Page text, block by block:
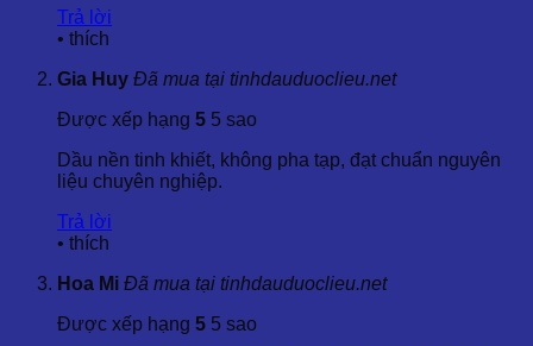
3.3. Hỗ Trợ Điều Trị Mụn và Tẩy Tế Bào Chết
viêm, vì vậy nó rất hiệu quả trong việc điều trị mụn trứng cá
và giảm sẹo do mụn. Ngoài ra, dầu hạt nho còn giúp tẩy tế
bào chết và dưỡng da mềm mại.
3.4. Cải Thiện Sức Khỏe Tóc
Dầu này là một thành phần lý tưởng để dưỡng tóc, giúp
giảm gãy rụng, phục hồi độ bóng và mềm mượt cho tóc. Dầu
trời và các yếu tố môi trường.
3.5. Chống Oxy Hóa và Ngăn Ngừa Lão Hóa
Trả lời
• thích
Gia Huy Đã mua tại tinhdauduoclieu.net
Được xếp hạng 5 5 sao
Dầu nền tinh khiết, không pha tạp, đạt chuẩn nguyên
liệu chuyên nghiệp.
Trả lời
• thích
Hoa Mi Đã mua tại tinhdauduoclieu.net
Được xếp hạng 5 5 sao